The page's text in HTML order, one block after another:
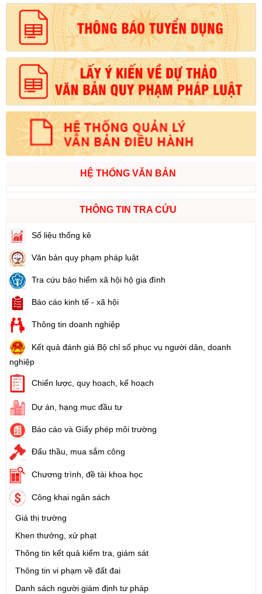
HỆ THỐNG VĂN BẢN
THÔNG TIN TRA CỨU
Số liệu thống kê
Văn bản quy phạm pháp luật
Tra cứu bảo hiểm xã hội hộ gia đình
Báo cáo kinh tế - xã hội
Thông tin doanh nghiệp
Kết quả đánh giá Bộ chỉ số phục vụ người dân, doanh
nghiệp
Chiến lược, quy hoạch, kế hoạch
Dự án, hạng mục đầu tư
Báo cáo và Giấy phép môi trường
Đấu thầu, mua sắm công
Chương trình, đề tài khoa học
Công khai ngân sách
Giá thị trường
Khen thưởng, xử phạt
Thông tin kết quả kiểm tra, giám sát
Thông tin vi phạm về đất đai
Danh sách người giám định tư pháp